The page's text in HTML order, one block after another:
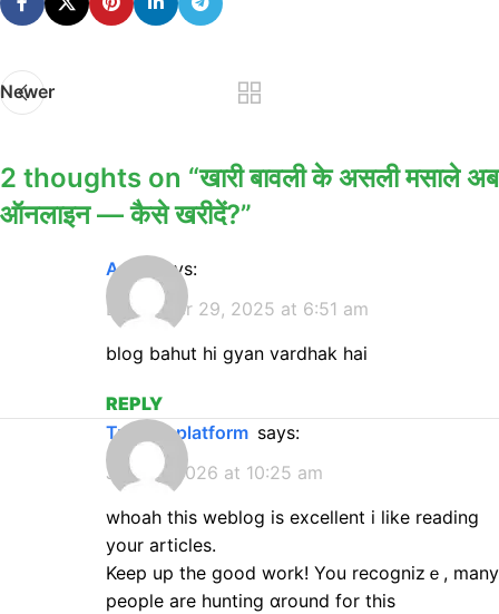
Newer
2 thoughts on “खारी बावली के असली मसाले अब
ऑनलाइन — कैसे खरीदें?”
amit
says:
December 29, 2025 at 6:51 am
blog bahut hi gyan vardhak hai
REPLY
trading platform says:
July 21, 2026 at 10:25 am
whoah tһis weblog is excellent i like reading
your articles.
Keep up the good work! You recognizｅ, many
people are hunting ɑround for thіs